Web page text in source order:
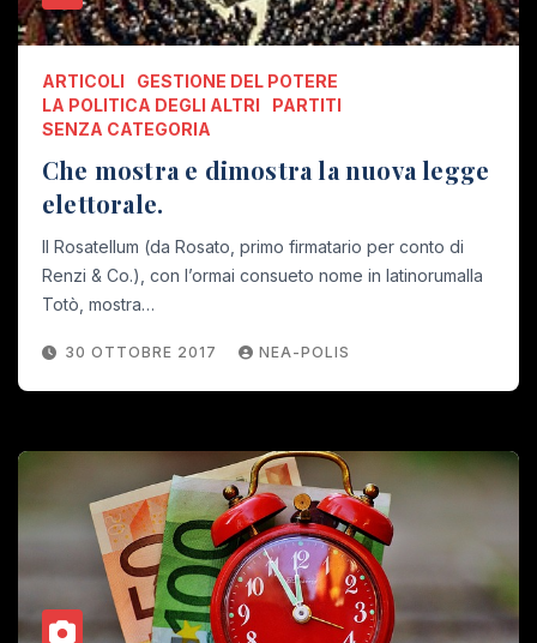
ARTICOLI
GESTIONE DEL POTERE
LA POLITICA DEGLI ALTRI
PARTITI
SENZA CATEGORIA
Che mostra e dimostra la nuova legge
elettorale.
Il Rosatellum (da Rosato, primo firmatario per conto di
Renzi & Co.), con l’ormai consueto nome in latinorumalla
Totò, mostra…
30 OTTOBRE 2017 NEA-POLIS